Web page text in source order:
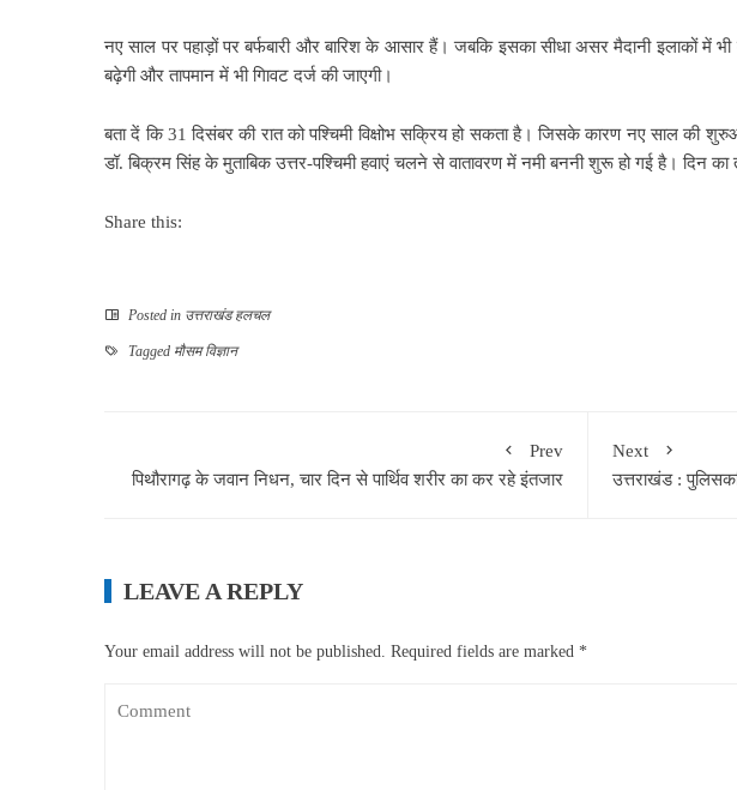
नए साल पर पहाड़ों पर बर्फबारी और बारिश के आसार हैं। जबकि इसका सीधा असर मैदानी इलाकों
बढ़ेगी और तापमान में भी गिावट दर्ज की जाएगी।
बता दें कि 31 दिसंबर की रात को पश्चिमी विक्षोभ सक्रिय हो सकता है। जिसके कारण नए साल की
डॉ. बिक्रम सिंह के मुताबिक उत्तर-पश्चिमी हवाएं चलने से वातावरण में नमी बननी शुरू हो गई है। दिन
Share this:
Posted in उत्तराखंड हलचल
Tagged मौसम विज्ञान
Prev
पिथौरागढ़ के जवान निधन, चार दिन से पार्थिव शरीर का कर रहे इंतजार
Next
उत्तराखंड :
LEAVE A REPLY
Your email address will not be published. Required fields are marked *